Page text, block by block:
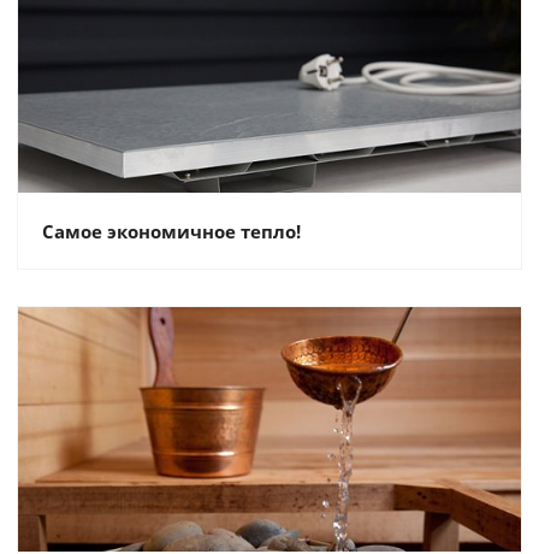
Самое экономичное тепло!